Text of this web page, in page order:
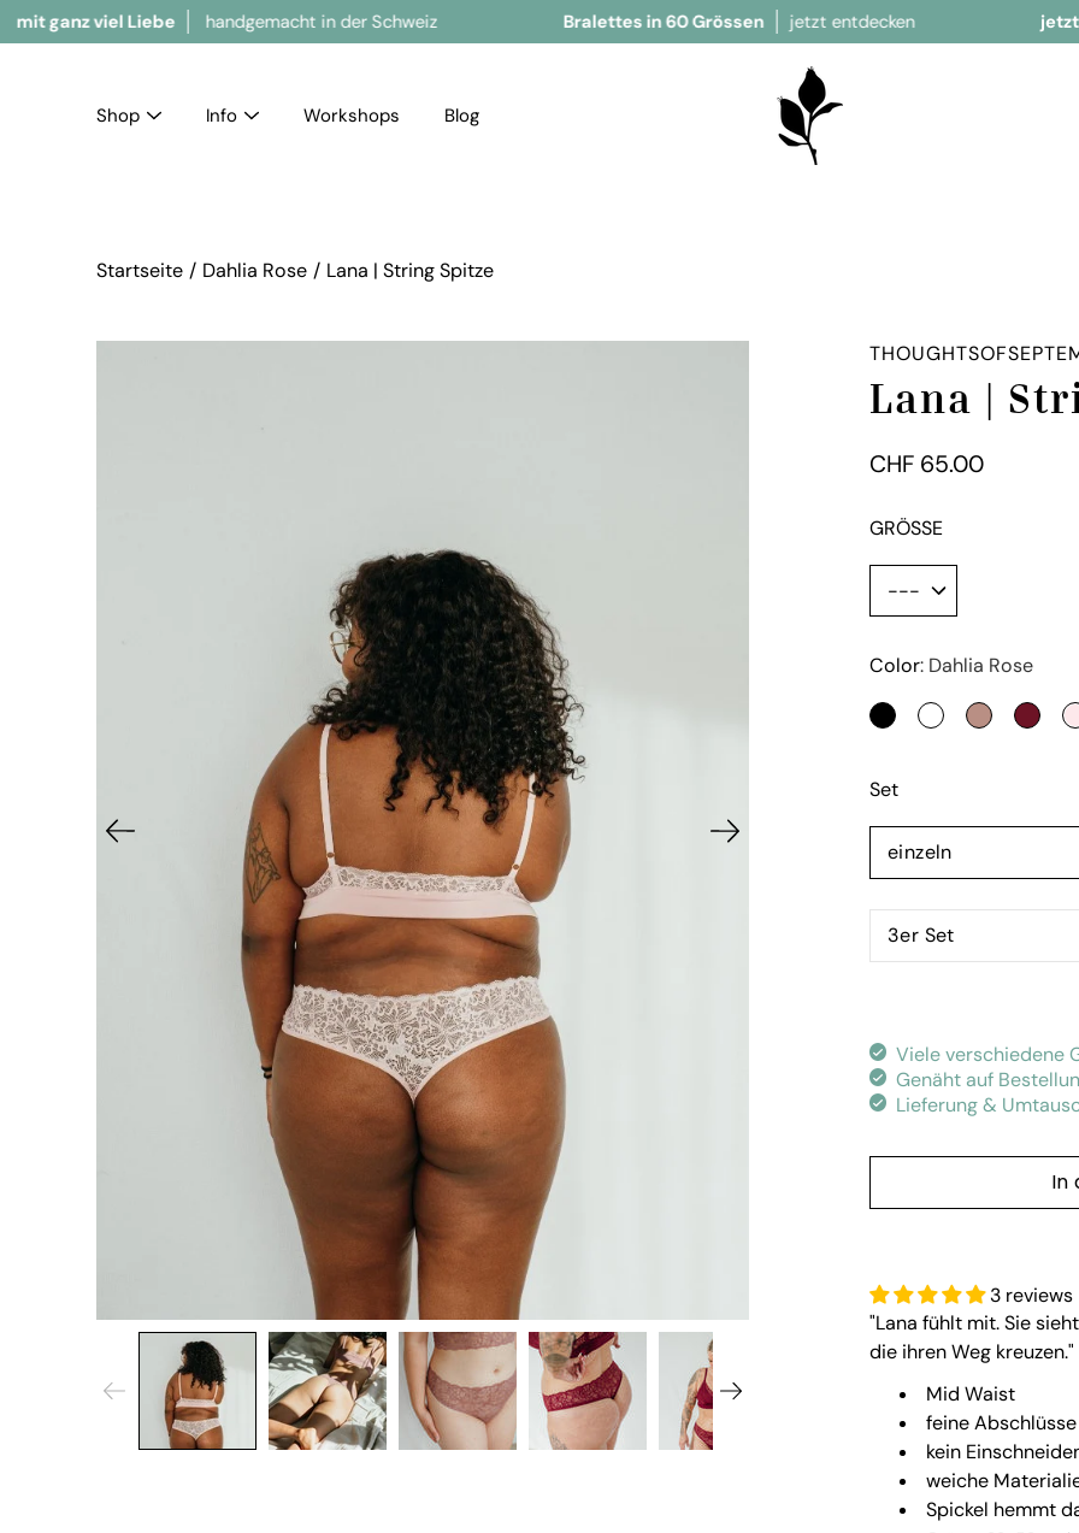
Liebe handgemacht in der Schweiz Bralettes in 60 Grössen jetzt entdecken Slip
Shop Info Workshops Blog
Startseite / Dahlia Rose / Lana | String Spitze
Lana |
CHF 65.00
GRÖSSE
Color Dahlia Rose
SCHWARZ
IVORYSMOKEYRUBY
Set
einzeln
3er Set
Variante
Viele verschiedene
Genäht auf
Lieferung &
In
3 reviews
"Lana fühlt mit. Sie
die ihren Weg kreuzen."
Mid Waist
feine Abschlüsse
kein
weiche
Spickel hemmt